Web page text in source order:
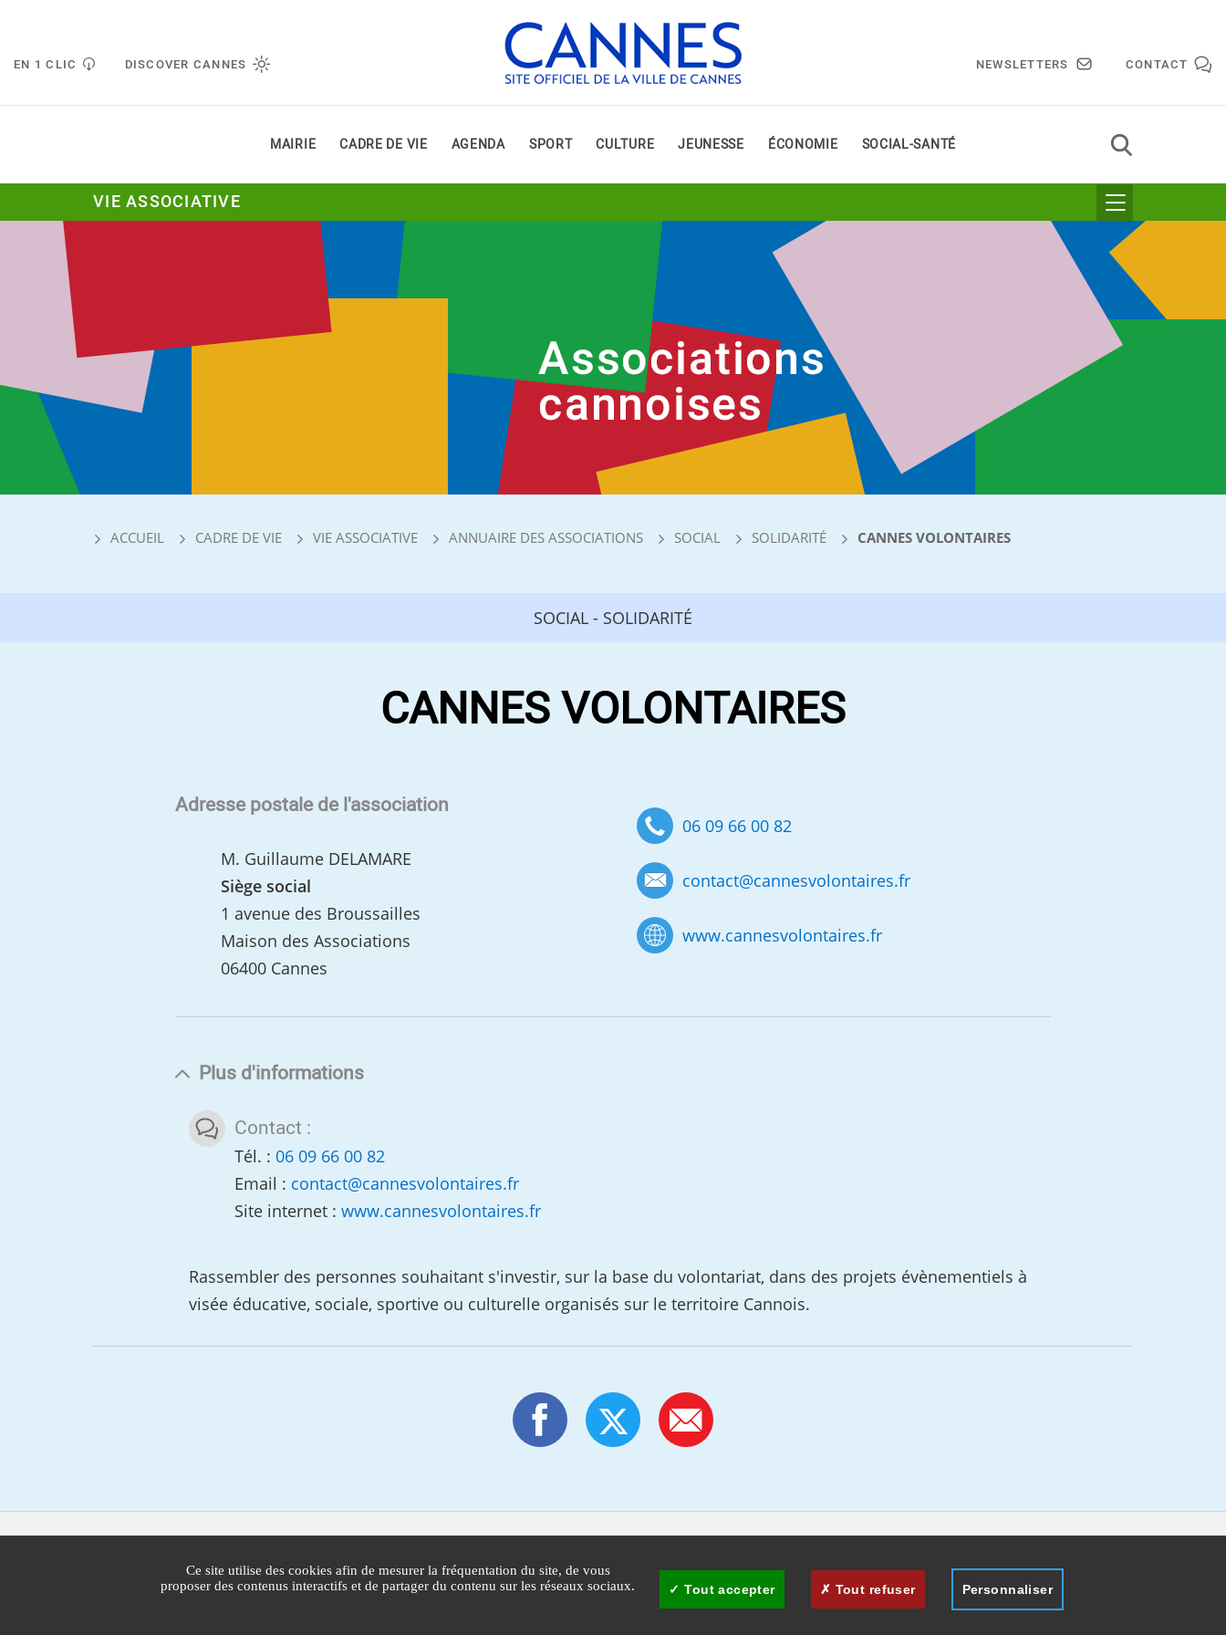
EN 1 CLIC DISCOVER CANNES NEWSLETTERS CONTACT
MAIRIE CADRE DE VIE AGENDA SPORT CULTURE JEUNESSE ÉCONOMIE SOCIAL-SANTÉ
VIE ASSOCIATIVE
ACCUEIL CADRE DE VIE VIE ASSOCIATIVE ANNUAIRE DES ASSOCIATIONS SOCIAL SOLIDARITÉ CANNES VOLONTAIRES
SOCIAL - SOLIDARITÉ
CANNES VOLONTAIRES
Adresse postale de l'association
M. Guillaume DELAMARE
Siège social
1 avenue des Broussailles
Maison des Associations
06400 Cannes
06 09 66 00 82
contact@cannesvolontaires.fr
www.cannesvolontaires.fr
Plus d'informations
Contact :
Tél. : 06 09 66 00 82
Email : contact@cannesvolontaires.fr
Site internet : www.cannesvolontaires.fr
Rassembler des personnes souhaitant s'investir, sur la base du volontariat, dans des projets évènementiels à
visée éducative, sociale, sportive ou culturelle organisés sur le territoire Cannois.
CS 30140
06414 Cedex Cannes
Ce site utilise des cookies afin de mesurer la fréquentation du site, de vous
proposer des contenus interactifs et de partager du contenu sur les réseaux sociaux.
Tout accepter Tout refuser Personnaliser